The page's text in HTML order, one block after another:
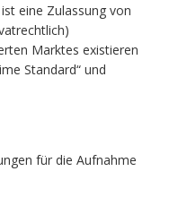
eine Zulassung von
Marktes existieren
Standard“ und
für die Aufnahme